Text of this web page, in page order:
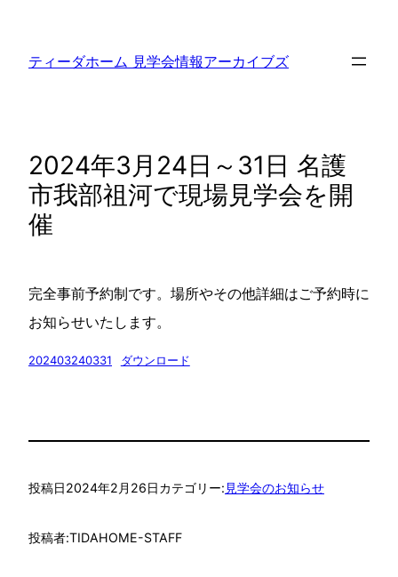
ティーダホーム 見学会情報アーカイブズ
2024年3月24日～31日 名護
市我部祖河で現場見学会を開
催
完全事前予約制です。場所やその他詳細はご予約時に
お知らせいたします。
202403240331 ダウンロード
投稿日2024年2月26日カテゴリー: 見学会のお知らせ
投稿者:TIDAHOME-STAFF